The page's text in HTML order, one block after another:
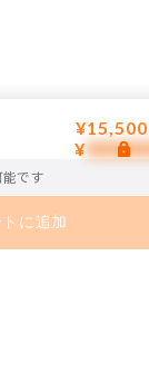
¥
です
トに追加